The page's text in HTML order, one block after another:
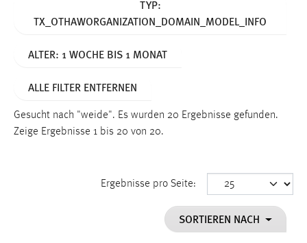
TYP:
TX_OTHAWORGANIZATION_DOMAIN_MODEL_INFO
ALTER: 1 WOCHE BIS 1 MONAT
ALLE FILTER ENTFERNEN
Gesucht nach "weide". Es wurden 20 Ergebnisse gefunden.
Zeige Ergebnisse 1 bis 20 von 20.
Ergebnisse pro Seite:
SORTIEREN NACH
Notwendige Cookies ermöglichen grundlegende
Funktionen und sind für die einwandfreie Funktion der
cookie_consent
Zweck:
Cookie Laufzeit: